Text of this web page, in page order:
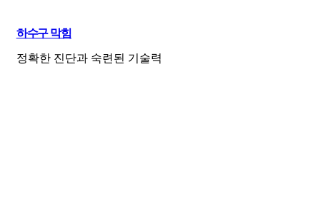
하수구 막힘
정확한 진단과 숙련된 기술력